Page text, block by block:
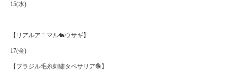
15(水)
【リアルアニマル🐇ウサギ】
17(金)
【ブラジル毛糸刺繍タペサリア🧶】